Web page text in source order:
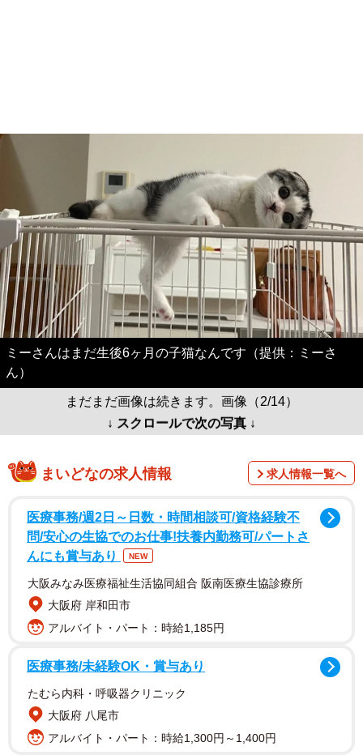
ミーさんはまだ生後6ヶ月の子猫なんです（提供：ミーさ
ん）
まだまだ画像は続きます。画像（2/14）
↓ スクロールで次の写真 ↓
まいどなの求人情報 求人情報一覧へ
医療事務/週2日～日数・時間相談可/資格経験不
問/安心の生協でのお仕事!扶養内勤務可/パートさ
んにも賞与あり
NEW
大阪みなみ医療福祉生活協同組合 阪南医療生協診療所
大阪府 岸和田市
アルバイト・パート：時給1,185円
医療事務/未経験OK・賞与あり
たむら内科・呼吸器クリニック
大阪府 八尾市
アルバイト・パート：時給1,300円～1,400円